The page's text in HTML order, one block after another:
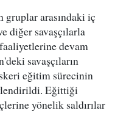
gruplar arasındaki iç
diğer savaşçılarla
devam
savaşçıların
eğitim sürecinin
Eğittiği
yönelik saldırılar